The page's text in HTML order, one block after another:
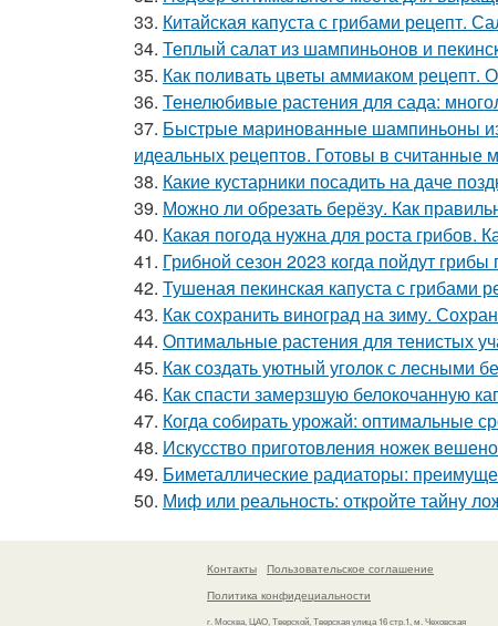
33. Китайская капуста с грибами рецепт.
34. Теплый салат из шампиньонов и
35. Как поливать цветы аммиаком рецепт.
36. Тенелюбивые растения для сада:
37. Быстрые маринованные шампиньоны
идеальных рецептов. Готовы в считанные
38. Какие кустарники посадить на даче
39. Можно ли обрезать берёзу. Как
40. Какая погода нужна для роста грибов.
41. Грибной сезон 2023 когда пойдут
42. Тушеная пекинская капуста с грибами
43. Как сохранить виноград на зиму.
44. Оптимальные растения для тенистых
45. Как создать уютный уголок с лесными
46. Как спасти замерзшую белокочанную
47. Когда собирать урожай: оптимальные
48. Искусство приготовления ножек
49. Биметаллические радиаторы:
50. Миф или реальность: откройте тайну
Контакты
Пользовательское соглашение
Политика конфидециальности
г. Москва, ЦАО, Тверской, Тверская улица 16 стр.1, м. Чеховская